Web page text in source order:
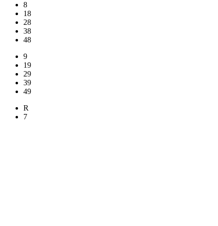
8
18
28
38
48
9
19
29
39
49
R
7